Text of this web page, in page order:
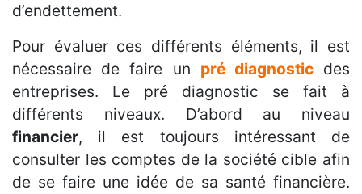
d’endettement.
Pour évaluer ces différents éléments, il est
nécessaire de faire un pré diagnostic des
entreprises. Le pré diagnostic se fait à
différents niveaux. D’abord au niveau
financier, il est toujours intéressant de
consulter les comptes de la société cible afin
de se faire une idée de sa santé financière.